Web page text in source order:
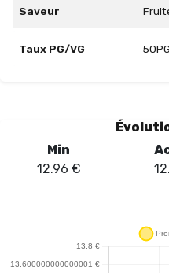
Saveur
Taux PG/VG
Min
12.96 €